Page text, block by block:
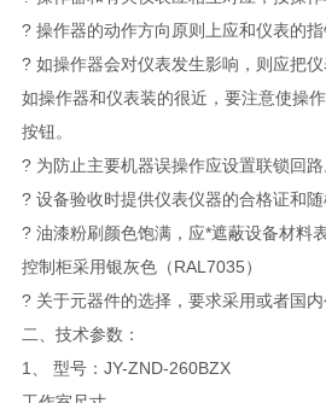
? 操作器的动作方向原则上应和仪表的指
? 如操作器会对仪表发生影响，则应把
如操作器和仪表装的很近，要注意使操
按钮。
? 为防止主要机器误操作应设置联锁回路
? 设备验收时提供仪表仪器的合格证和随
? 油漆粉刷颜色饱满，应*遮蔽设备材料
控制柜采用银灰色（RAL7035）
? 关于元器件的选择，要求采用或者国
二、技术参数：
1、 型号：JY-ZND-260BZX